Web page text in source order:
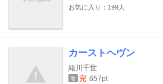
お気に入り：199人
カーストヘヴン
緒川千世
巻 完 657pt